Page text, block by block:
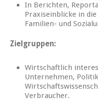
In Berichten,
Praxiseinblicke in
Familien- und
Zielgruppen:
Wirtschaftlich
Unternehmen,
Verbraucher.